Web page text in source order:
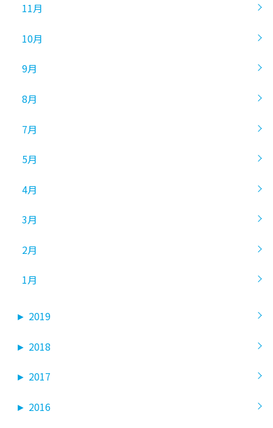
11月
10月
9月
8月
7月
5月
4月
3月
2月
1月
► 2019
► 2018
► 2017
► 2016